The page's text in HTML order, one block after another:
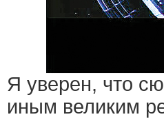
Я уверен, что
иным великим